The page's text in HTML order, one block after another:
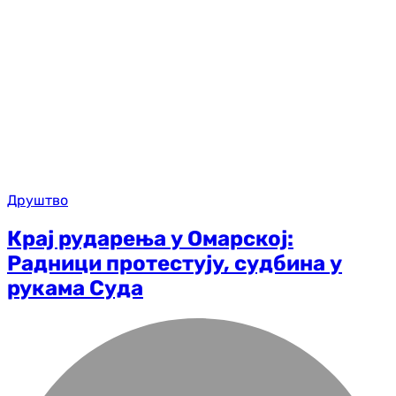
Друштво
Крај рударења у Омарској:
Радници протестују, судбина у
рукама Суда